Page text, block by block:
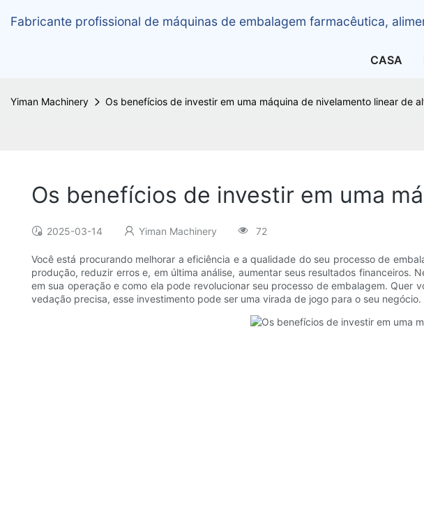
Fabricante profissional de máquinas de embalagem farmacêutica,
CASA
Yiman Machinery Os benefícios de investir em uma máquina de nivelamento linear de
Os benefícios de investir em uma
2025-03-14 Yiman Machinery 72
Você está procurando melhorar a eficiência e a qualidade do seu processo de
produção, reduzir erros e, em última análise, aumentar seus resultados
em sua operação e como ela pode revolucionar seu processo de embalagem.
vedação precisa, esse investimento pode ser uma virada de jogo para o seu negócio.